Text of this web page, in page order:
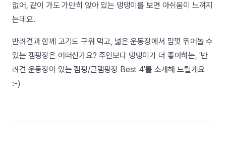
없어, 같이 가도 가만히 앉아 있는 댕댕이를 보면 아쉬움이 느껴지
는데요.
반려견과 함께 고기도 구워 먹고, 넓은 운동장에서 맘껏 뛰어놀 수
있는 캠핑장은 어떠신가요? 주인보다 댕댕이가 더 좋아하는, '반
려견 운동장이 있는 캠핑/글램핑장 Best 4'를 소개해 드릴게요
:-)